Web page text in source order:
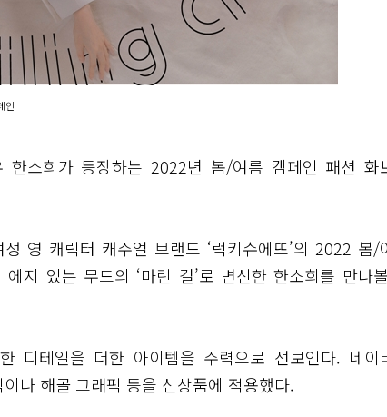
인
소희가 등장하는 2022년 봄/여름 캠페인 패션 화
영 캐릭터 캐주얼 브랜드 ‘럭키슈에뜨’의 2022 봄/
지 있는 무드의 ‘마린 걸’로 변신한 한소희를 만나
디테일을 더한 아이템을 주력으로 선보인다. 네이
나 해골 그래픽 등을 신상품에 적용했다.